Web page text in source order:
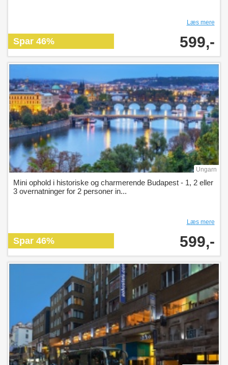
Læs mere
Spar 46% 599,-
Ungarn
Mini ophold i historiske og charmerende Budapest - 1, 2 eller
3 overnatninger for 2 personer in...
Læs mere
Spar 46% 599,-